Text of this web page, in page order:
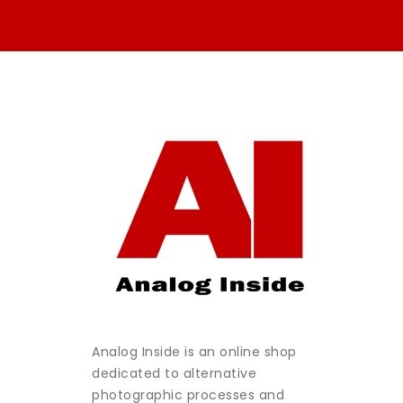
Analog Inside is an online shop
dedicated to alternative
photographic processes and